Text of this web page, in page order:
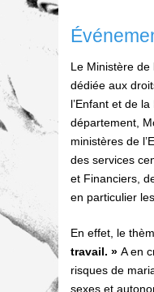
Le Ministère de
dédiée aux
l’Enfant et de
département,
ministères de
des services
et Financiers,
en particulier
En effet, le
travail. » A en
risques de
sexes et